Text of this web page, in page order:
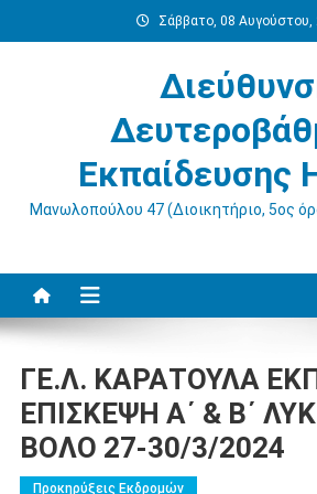
στο
Σάββατο, 08 Αυγούστου,
Εκπαίδευσης
Μανωλοπούλου 47 (Διοικητήριο, 5ος
ΓΕ.Λ. ΚΑΡΑΤΟΥΛΑ
ΕΠΙΣΚΕΨΗ A΄ & Β΄
ΒΟΛΟ 27-30/3/2024
Προκηρύξεις Εκδρομών